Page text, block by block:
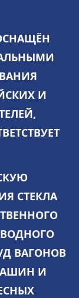
И
СТЕКЛА
ВОДНОГО
Д ВАГОНОВ
И